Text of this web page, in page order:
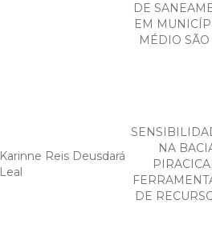
DE
EM
MÉDIO
Karinne Reis Deusdará
Leal
NA
DE